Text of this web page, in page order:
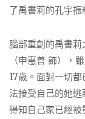
了禹書莉的孔宇振
腦部重創的禹書
（申惠善 飾），
17歲。面對一切
法接受自己的她
得知自己家已經